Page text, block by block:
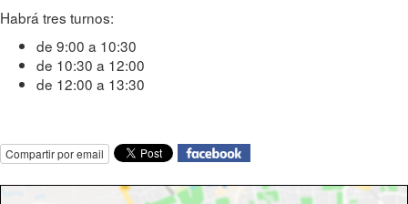
Habrá tres turnos:
de 9:00 a 10:30
de 10:30 a 12:00
de 12:00 a 13:30
Compartir por email